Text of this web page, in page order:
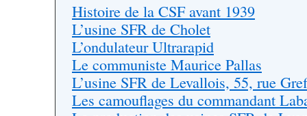
Histoire de la CSF avant 1939
L’usine SFR de Cholet
L’ondulateur Ultrarapid
Le communiste Maurice Pallas
L’usine SFR de Levallois, 55, rue
Les camouflages du commandant